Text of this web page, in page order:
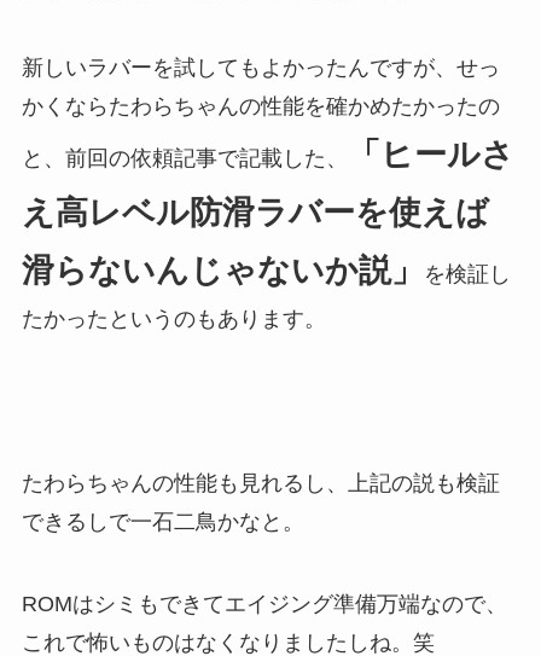
新しいラバーを試してもよかったんですが、せっ
かくならたわらちゃんの性能を確かめたかったの
と、前回の依頼記事で記載した、
「ヒールさ
え高レベル防滑ラバーを使えば
滑らないんじゃないか説」
を検証し
たかったというのもあります。
たわらちゃんの性能も見れるし、上記の説も検証
できるしで一石二鳥かなと。
ROMはシミもできてエイジング準備万端なので、
これで怖いものはなくなりましたしね。笑